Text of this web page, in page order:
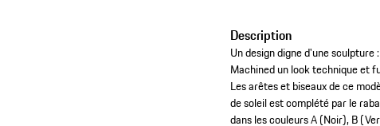
Description
Un design digne d'une
Machined un look technique et
Les arêtes et biseaux de ce
de soleil est complété par le
dans les couleurs A (Noir), B